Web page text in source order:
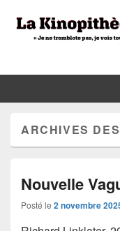
La
ARCHIVES
Nouvelle
Posté le 2 novembre